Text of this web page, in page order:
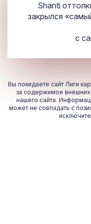
Shanti
закрылся
с
Вы покидаете сайт Лиги
за содержимое
нашего сайта.
может не совпадать с